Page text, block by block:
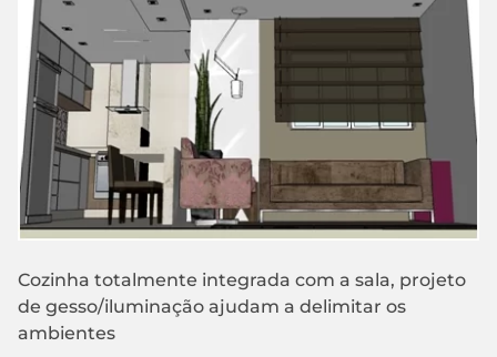
Cozinha totalmente integrada com a sala, projeto
de gesso/iluminação ajudam a delimitar os
ambientes